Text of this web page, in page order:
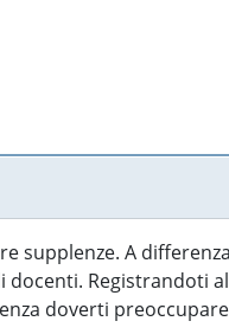
A
Registrandoti
doverti